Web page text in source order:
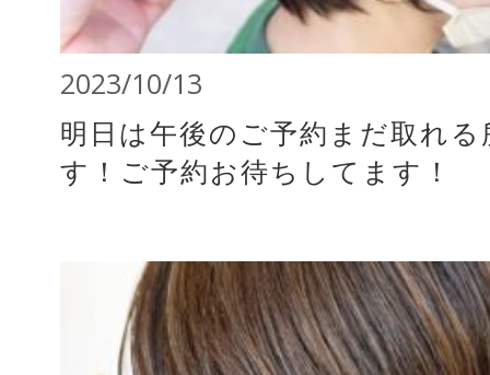
2023/10/13
明日は午後のご予約まだ取れ
す！ご予約お待ちしてます！